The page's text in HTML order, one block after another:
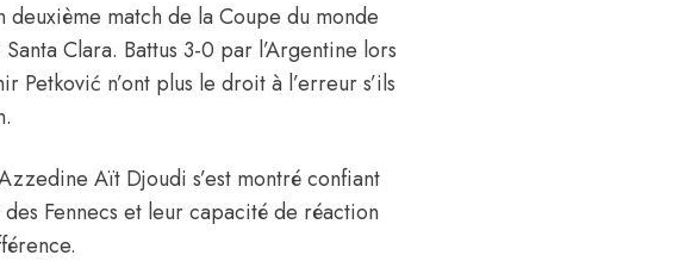
deuxième match de la Coupe du monde
Clara. Battus 3-0 par l’Argentine lors
Petković n’ont plus le droit à l’erreur s’ils
Aït Djoudi s’est montré confiant
Fennecs et leur capacité de réaction